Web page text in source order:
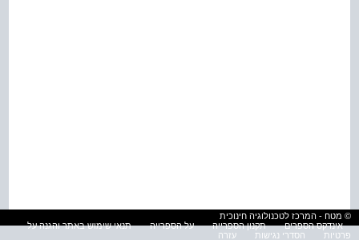
© מטח - המרכז לטכנולוגיה חינוכית
אינדקס הספרים
תקנון הספרייה על הספרייה
תנאי שימוש באתר והגנה על
פרטיות
הסדרי נגישות עזרה